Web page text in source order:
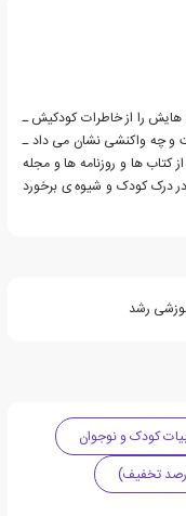
هایش را از خاطرات کودکیش ـ
و چه واکنشی نشان می داد ـ
کتاب ها و روزنامه ها و مجله
در درک کودک و شیوه ی برخورد
رشد
کودک و نوجوان